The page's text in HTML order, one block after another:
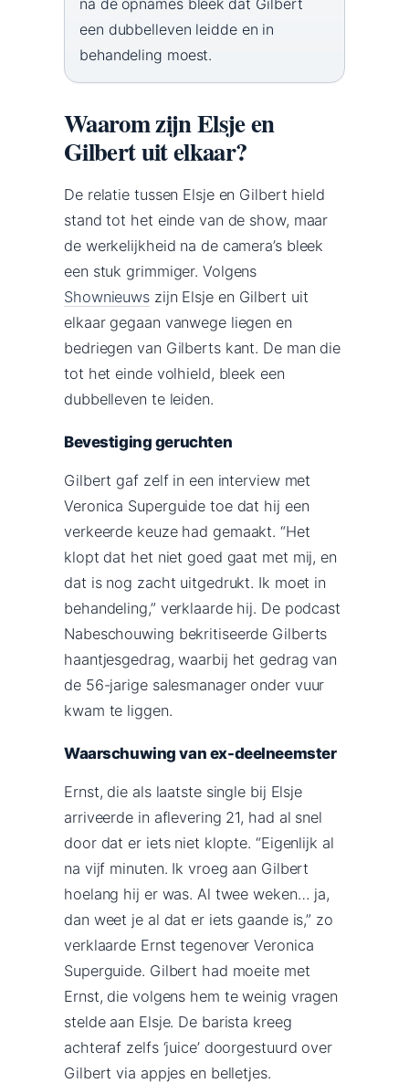
een dubbelleven leidde en in
behandeling moest.
Waarom zijn Elsje en
Gilbert uit elkaar?
De relatie tussen Elsje en Gilbert hield
stand tot het einde van de show, maar
de werkelijkheid na de camera’s bleek
een stuk grimmiger. Volgens
Shownieuws zijn Elsje en Gilbert uit
elkaar gegaan vanwege liegen en
bedriegen van Gilberts kant. De man die
tot het einde volhield, bleek een
dubbelleven te leiden.
Bevestiging geruchten
Gilbert gaf zelf in een interview met
Veronica Superguide toe dat hij een
verkeerde keuze had gemaakt. “Het
klopt dat het niet goed gaat met mij, en
dat is nog zacht uitgedrukt. Ik moet in
behandeling,” verklaarde hij. De podcast
Nabeschouwing bekritiseerde Gilberts
haantjesgedrag, waarbij het gedrag van
de 56-jarige salesmanager onder vuur
kwam te liggen.
Waarschuwing van ex-deelneemster
Ernst, die als laatste single bij Elsje
arriveerde in aflevering 21, had al snel
door dat er iets niet klopte. “Eigenlijk al
na vijf minuten. Ik vroeg aan Gilbert
hoelang hij er was. Al twee weken… ja,
dan weet je al dat er iets gaande is,” zo
verklaarde Ernst tegenover Veronica
Superguide. Gilbert had moeite met
Ernst, die volgens hem te weinig vragen
stelde aan Elsje. De barista kreeg
achteraf zelfs ‘juice’ doorgestuurd over
Gilbert via appjes en belletjes.